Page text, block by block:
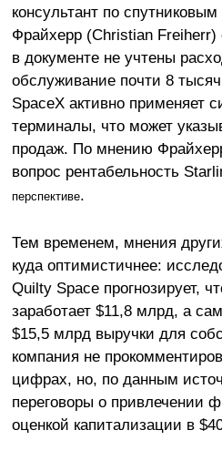
консультант по
Фрайхерр (Christian
в документе не учтены
обслуживание почти 8
SpaceX активно применяет
терминалы, что может
продаж. По мнению
вопрос рентабельность
перспективе.
Тем временем, мнения
куда оптимистичнее:
Quilty Space прогнозирует,
заработает $11,8 млрд, а
$15,5 млрд выручки для
компания не
цифрах, но, по данным
переговоры о привлечении
оценкой капитализации в